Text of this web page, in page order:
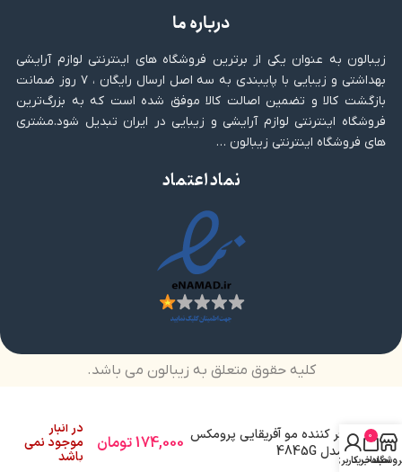
درباره ما
زیبالون به عنوان یکی از برترین فروشگاه های اینترنتی لوازم آرایشی
بهداشتی و زیبایی با پایبندی به سه اصل ارسال رایگان ، ۷ روز ضمانت
بازگشت کالا و تضمین اصالت کالا موفق شده است که به بزرگ‌ترین
فروشگاه اینترنتی لوازم آرایشی و زیبایی در ایران تبدیل شود.مشتری
های فروشگاه اینترنتی زیبالون …
نماد اعتماد
کلیه حقوق متعلق به زیبالون می باشد.
فر کننده مو آفریقایی پرومکس
مدل 4845G
174,000تومان
در انبار
موجود نمی
باشد
0
سبد خرید
حساب کاربری من